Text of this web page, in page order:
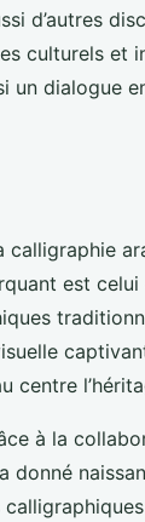
d’autres
culturels et
un dialogue
calligraphie
est
centre
à la